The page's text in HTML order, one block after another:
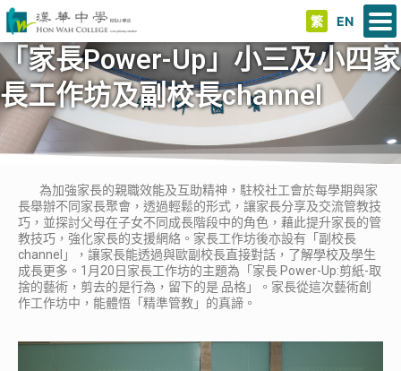
繁 EN
「家長Power-Up」小三及小四家
長工作坊及副校長channel
為加強家長的親職效能及互助精神，駐校社工會於每學期與家
長舉辦不同家長聚會，透過輕鬆的形式，讓家長分享及交流管教技
巧，並探討父母在子女不同成長階段中的角色，藉此提升家長的管
教技巧，強化家長的支援網絡。家長工作坊後亦設有「副校長
channel」，讓家長能透過與歐副校長直接對話，了解學校及學生
成長更多。1月20日家長工作坊的主題為「家長 Power-Up:剪紙-取
捨的藝術，剪去的是行為，留下的是 品格」。家長從這次藝術創
作工作坊中，能體悟「精準管教」的真諦。